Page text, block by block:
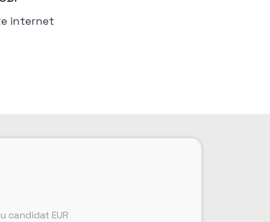
internet
candidat EUR